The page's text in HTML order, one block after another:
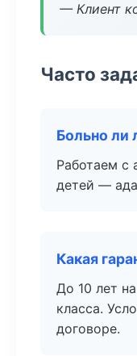
— Клиент
Часто
Больно ли
Работаем с
детей —
Какая
До 10 лет
класса.
договоре.